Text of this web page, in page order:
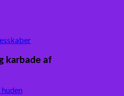
karbade af